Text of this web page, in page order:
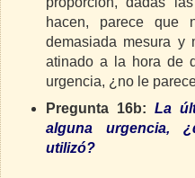
hacen, parece que
demasiada mesura y
atinado a la hora de
urgencia, ¿no le
Pregunta 16b:La
alguna urgencia,
utilizó?